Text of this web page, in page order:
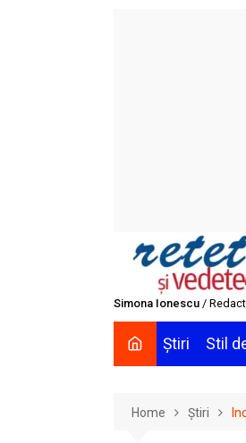
Simona Ionescu /
Știri Stil
Home Știri